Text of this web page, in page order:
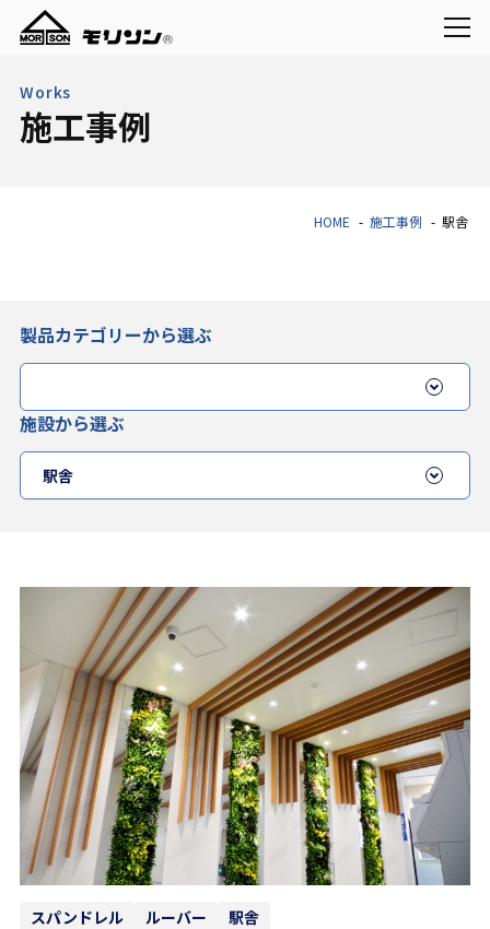
Works
施工事例
HOME 施工事例 駅舎
製品カテゴリーから選ぶ
施設から選ぶ
スパンドレル ルーバー 駅舎